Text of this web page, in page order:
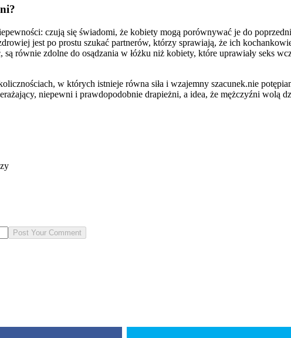
czują się świadomi, że kobiety mogą porównywać je do
jest po prostu szukać partnerów, którzy sprawiają, że ich
równie zdolne do osądzania w łóżku niż kobiety, które uprawiały seks
w których istnieje równa siła i wzajemny szacunek.nie
niepewni i prawdopodobnie drapieżni, a idea, że mężczyźni wolą